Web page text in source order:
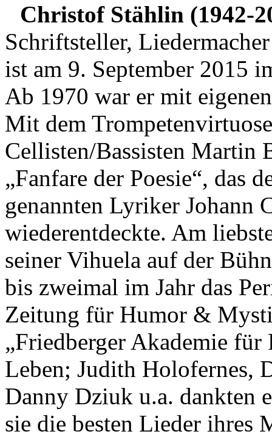
Christof Stählin (1942-
Schriftsteller,
ist am 9. September 2015
Ab 1970 war er mit
Mit dem
Cellisten/Bassisten Martin
„Fanfare der Poesie“, das
genannten Lyriker Johann
wiederentdeckte. Am
seiner Vihuela auf der
bis zweimal im Jahr das
Zeitung für Humor &
„Friedberger Akademie
Leben; Judith Holofernes,
Danny Dziuk u.a. dankten
sie die besten Lieder ihres